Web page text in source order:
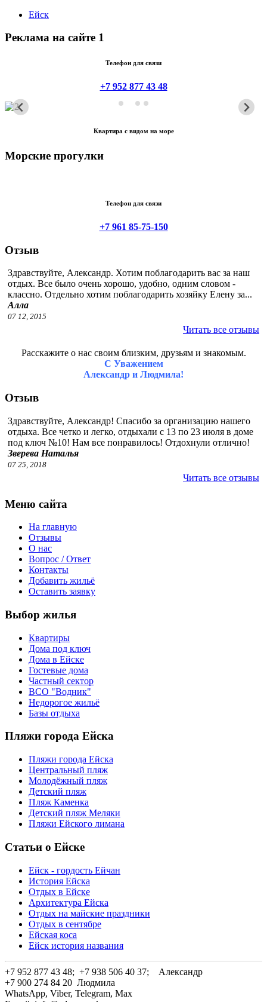
Ейск
Реклама на сайте 1
Телефон для связи
+7 952 877 43 48
Квартира с видом на море
Морские прогулки
Телефон для связи
+7 961 85-75-150
Отзыв
Здравствуйте, Александр. Хотим поблагодарить вас за наш
отдых. Все было очень хорошо, удобно, одним словом -
классно. Отдельно хотим поблагодарить хозяйку Елену за...
Алла
07 12, 2015
Читать все отзывы
Расскажите о нас своим близким, друзьям и знакомым.
С Уважением
Александр и Людмила!
Отзыв
Здравствуйте, Александр! Спасибо за организацию нашего
отдыха. Все четко и легко, отдыхали с 13 по 23 июля в доме
под ключ №10! Нам все понравилось! Отдохнули отлично!
Зверева Наталья
07 25, 2018
Читать все отзывы
Меню сайта
На главную
Отзывы
О нас
Вопрос / Ответ
Контакты
Добавить жильё
Оставить заявку
Выбор жилья
Квартиры
Дома под ключ
Дома в Ейске
Гостевые дома
Частный сектор
ВСО "Водник"
Недорогое жильё
Базы отдыха
Пляжи города Ейска
Пляжи города Ейска
Центральный пляж
Молодёжный пляж
Детский пляж
Пляж Каменка
Детский пляж Меляки
Пляжи Ейского лимана
Статьи о Ейске
Ейск - гордость Ейчан
История Ейска
Отдых в Ейске
Архитектура Ейска
Отдых на майские праздники
Отдых в сентябре
Ейская коса
Ейск история названия
+7 952 877 43 48; +7 938 506 40 37; Александр
+7 900 274 84 20 Людмила
WhatsApp, Viber, Telegram, Max